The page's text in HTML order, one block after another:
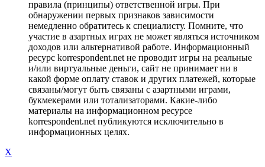
правила (принципы) ответственной игры. При
обнаружении первых признаков зависимости
немедленно обратитесь к специалисту. Помните, что
участие в азартных играх не может являться источником
доходов или альтернативой работе. Информационный
ресурс korrespondent.net не проводит игры на реальные
и/или виртуальные деньги, сайт не принимает ни в
какой форме оплату ставок и других платежей, которые
связаны/могут быть связаны с азартными играми,
букмекерами или тотализаторами. Какие-либо
материалы на информационном ресурсе
korrespondent.net публикуются исключительно в
информационных целях.
X